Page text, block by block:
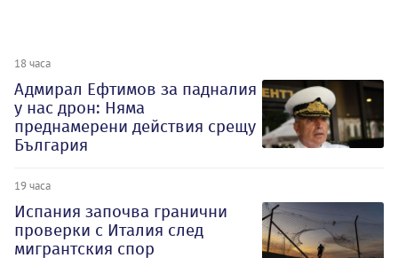
18 часа
Адмирал Ефтимов за падналия
у нас дрон: Няма
преднамерени действия срещу
България
19 часа
Испания започва гранични
проверки с Италия след
мигрантския спор